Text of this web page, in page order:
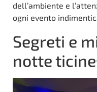
dell’ambiente e
ogni evento
Segreti e
notte